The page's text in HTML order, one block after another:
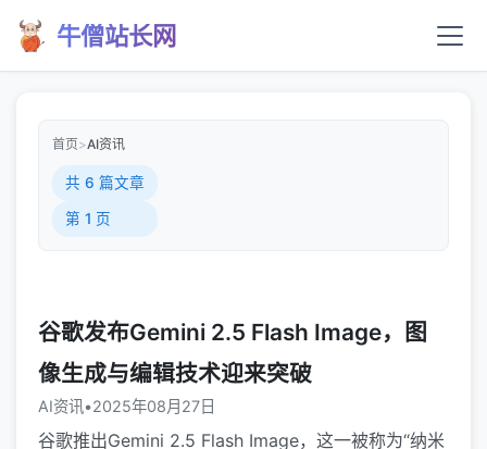
牛僧站长网
首页>AI资讯
共 6 篇文章
第 1 页
谷歌发布Gemini 2.5 Flash Image，图
像生成与编辑技术迎来突破
AI资讯•2025年08月27日
谷歌推出Gemini 2.5 Flash Image，这一被称为“纳米